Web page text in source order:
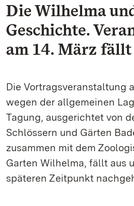
Die Wilhelma
Geschichte.
am 14. März fällt
Die Vortragsveranstaltung
wegen der allgemeinen
Tagung, ausgerichtet von
Schlössern und Gärten
zusammen mit dem
Garten Wilhelma, fällt aus
späteren Zeitpunkt